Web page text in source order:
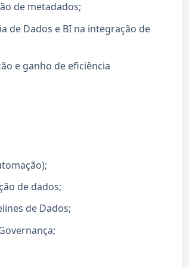
de metadados;
de Dados e BI na integração de
e ganho de eficiência
de dados;
de Dados;